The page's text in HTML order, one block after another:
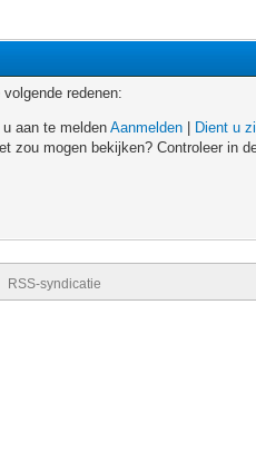
redenen:
u aan te meldenAanmelden
Dient u
zou mogen bekijken? Controleer in
RSS-syndicatie